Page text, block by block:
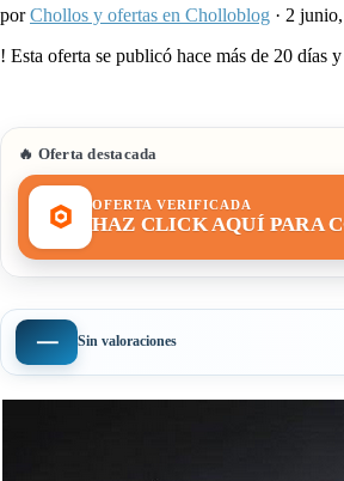
porChollos y ofertas en Cholloblog · 2
! Esta oferta se publicó hace más de 20 días
🔥 Oferta destacada
OFERTA VERIFICADA
HAZ CLICK AQUÍ PARA
— Sin valoraciones